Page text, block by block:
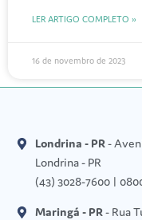
LER ARTIGO COMPLETO »
16 de novembro de 2023
Londrina - PR-
Londrina - PR
(43) 3028-7600 |
Maringá - PR- Rua